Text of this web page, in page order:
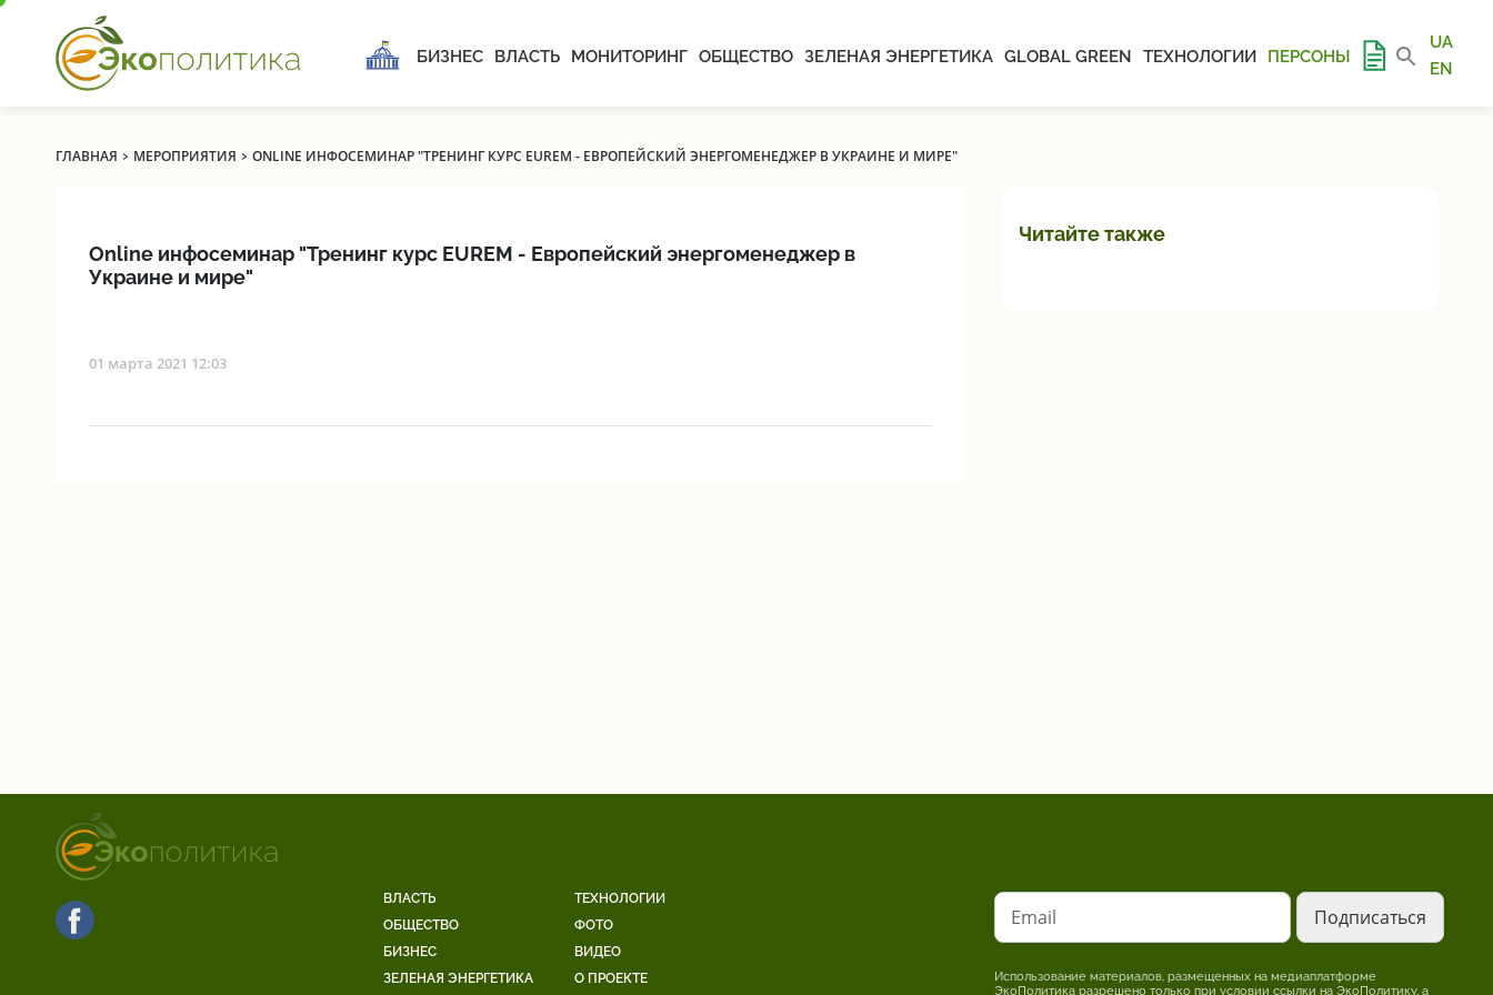
БИЗНЕС ВЛАСТЬ МОНИТОРИНГ ОБЩЕСТВО ЗЕЛЕНАЯ ЭНЕРГЕТИКА GLOBAL GREEN ТЕХНОЛОГИИ ПЕРСОНЫ
UA
EN
ГЛАВНАЯ › МЕРОПРИЯТИЯ › ONLINE ИНФОСЕМИНАР "ТРЕНИНГ КУРС EUREM - ЕВРОПЕЙСКИЙ ЭНЕРГОМЕНЕДЖЕР В УКРАИНЕ И МИРЕ"
Online инфосеминар "Тренинг курс EUREM - Европейский энергоменеджер в
Украине и мире"
01 марта 2021 12:03
Читайте также
ВЛАСТЬ
ОБЩЕСТВО
БИЗНЕС
ЗЕЛЕНАЯ ЭНЕРГЕТИКА
ТЕХНОЛОГИИ
ФОТО
ВИДЕО
О ПРОЕКТЕ
Email
Использование материалов, размещенных на медиаплатформе
ЭкоПолитика разрешено только при условии ссылки на ЭкоПолитику, а